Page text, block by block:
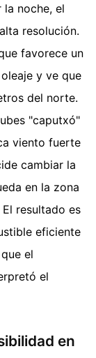
la noche, el
resolución.
favorece un
y ve que
del norte.
"caputxó"
viento fuerte
cambiar la
en la zona
resultado es
eficiente
el
el
en